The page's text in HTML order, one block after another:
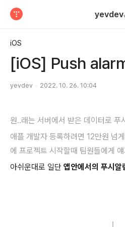
iOS
[iOS] Push
yevdev 2022. 10. 26. 10:04
원..래는 서버에서 받은 데이터로 푸
애플 개발자 등록하려면 12만원 넘
에 프로젝트 시작할때 팀원들에게
아쉬운대로 일단 앱안에서의 푸시